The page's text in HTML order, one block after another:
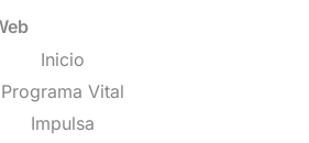
Inicio
Programa Vital
Impulsa